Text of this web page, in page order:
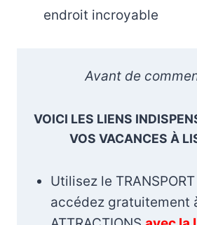
endroit incroyable
Avant de
VOICI LES LIENS
VOS VACANCES À
Utilisez le
accédez gratuitement